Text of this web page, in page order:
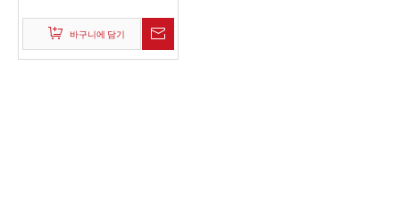
바구니에 담기